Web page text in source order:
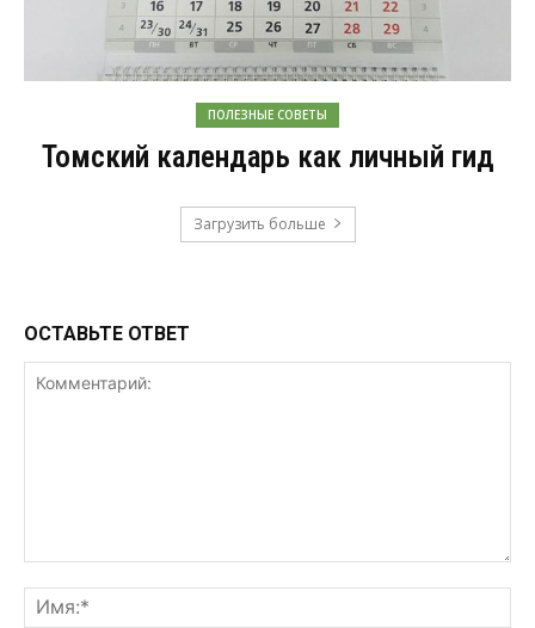
ПОЛЕЗНЫЕ СОВЕТЫ
Томский календарь как личный гид
Загрузить больше
ОСТАВЬТЕ ОТВЕТ